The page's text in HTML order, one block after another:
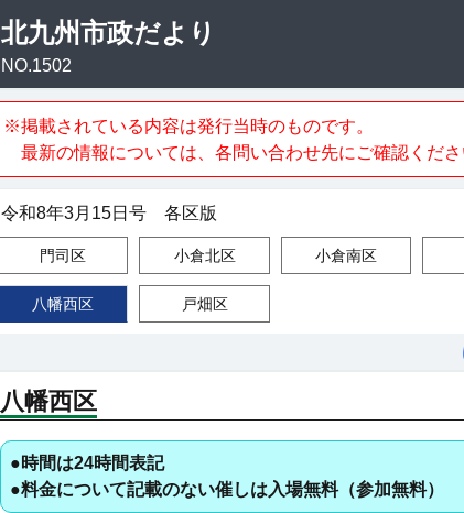
北九州市政だより
NO.1502
※掲載されている内容は発行当時のものです。
最新の情報については、各問い合わせ先にご確認くだ
令和8年3月15日号 各区版
門司区 小倉北区 小倉南区
八幡西区 戸畑区
八幡西区
●時間は24時間表記
●料金について記載のない催しは入場無料（参加無料）